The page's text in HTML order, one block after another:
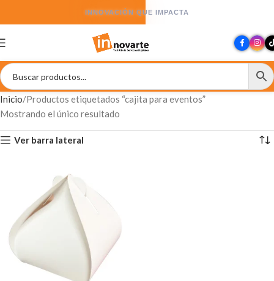
INNOVACIÓN QUE IMPACTA
Inicio Productos etiquetados “cajita para eventos”
Mostrando el único resultado
Ver barra lateral